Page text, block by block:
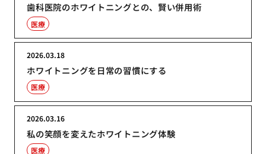
歯科医院のホワイトニングとの、賢い併用術
医療
ホワイトニングを日常の習慣にする
2026.03.18
医療
私の笑顔を変えたホワイトニング体験
2026.03.16
医療